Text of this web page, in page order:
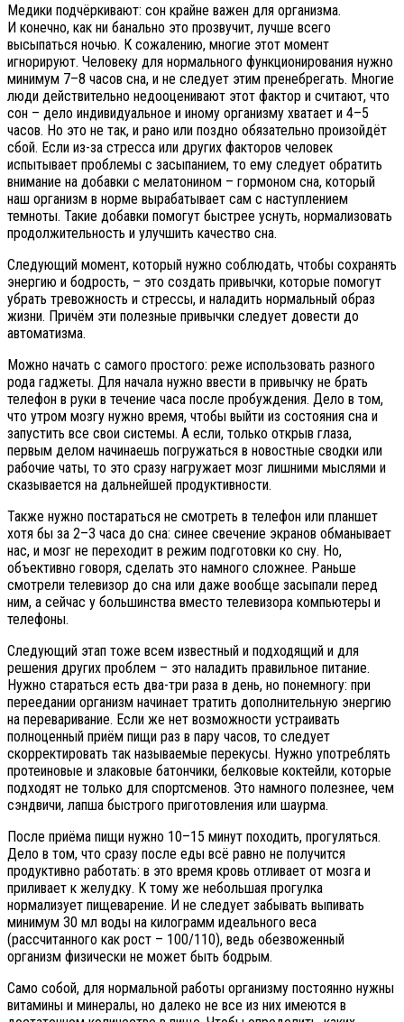
Медики подчёркивают: сон крайне важен для организма.
И конечно, как ни банально это прозвучит, лучше всего
высыпаться ночью. К сожалению, многие этот момент
игнорируют. Человеку для нормального функционирования нужно
минимум 7–8 часов сна, и не следует этим пренебрегать. Многие
люди действительно недооценивают этот фактор и считают, что
сон – дело индивидуальное и иному организму хватает и 4–5
часов. Но это не так, и рано или поздно обязательно произойдёт
сбой. Если из-за стресса или других факторов человек
испытывает проблемы с засыпанием, то ему следует обратить
внимание на добавки с мелатонином – гормоном сна, который
наш организм в норме вырабатывает сам с наступлением
темноты. Такие добавки помогут быстрее уснуть, нормализовать
продолжительность и улучшить качество сна.
Следующий момент, который нужно соблюдать, чтобы сохранять
энергию и бодрость, – это создать привычки, которые помогут
убрать тревожность и стрессы, и наладить нормальный образ
жизни. Причём эти полезные привычки следует довести до
автоматизма.
Можно начать с самого простого: реже использовать разного
рода гаджеты. Для начала нужно ввести в привычку не брать
телефон в руки в течение часа после пробуждения. Дело в том,
что утром мозгу нужно время, чтобы выйти из состояния сна и
запустить все свои системы. А если, только открыв глаза,
первым делом начинаешь погружаться в новостные сводки или
рабочие чаты, то это сразу нагружает мозг лишними мыслями и
сказывается на дальнейшей продуктивности.
Также нужно постараться не смотреть в телефон или планшет
хотя бы за 2–3 часа до сна: синее свечение экранов обманывает
нас, и мозг не переходит в режим подготовки ко сну. Но,
объективно говоря, сделать это намного сложнее. Раньше
смотрели телевизор до сна или даже вообще засыпали перед
ним, а сейчас у большинства вместо телевизора компьютеры и
телефоны.
Следующий этап тоже всем известный и подходящий и для
решения других проблем – это наладить правильное питание.
Нужно стараться есть два-три раза в день, но понемногу: при
переедании организм начинает тратить дополнительную энергию
на переваривание. Если же нет возможности устраивать
полноценный приём пищи раз в пару часов, то следует
скорректировать так называемые перекусы. Нужно употреблять
протеиновые и злаковые батончики, белковые коктейли, которые
подходят не только для спортсменов. Это намного полезнее, чем
сэндвичи, лапша быстрого приготовления или шаурма.
После приёма пищи нужно 10–15 минут походить, прогуляться.
Дело в том, что сразу после еды всё равно не получится
продуктивно работать: в это время кровь отливает от мозга и
приливает к желудку. К тому же небольшая прогулка
нормализует пищеварение. И не следует забывать выпивать
минимум 30 мл воды на килограмм идеального веса
(рассчитанного как рост – 100/110), ведь обезвоженный
организм физически не может быть бодрым.
Само собой, для нормальной работы организму постоянно нужны
витамины и минералы, но далеко не все из них имеются в